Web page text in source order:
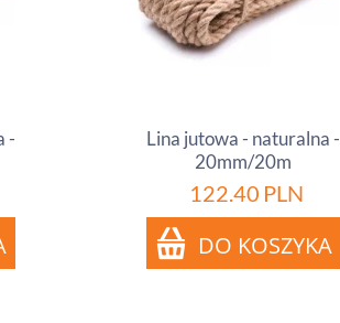
-
Lina jutowa - naturalna -
20mm/20m
122.40 PLN